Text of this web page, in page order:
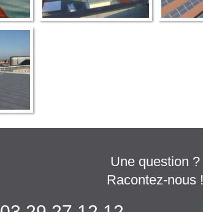
Une question ?
Racontez-nous !